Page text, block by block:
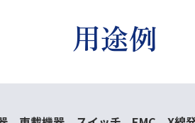
用途例